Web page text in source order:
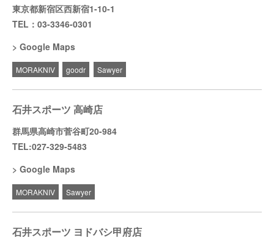
東京都新宿区西新宿1-10-1
TEL：03-3346-0301
Google Maps
MORAKNIV goodr Sawyer
石井スポーツ 高崎店
群馬県高崎市菅谷町20-984
TEL:027-329-5483
Google Maps
MORAKNIV Sawyer
石井スポーツ ヨドバシ甲府店